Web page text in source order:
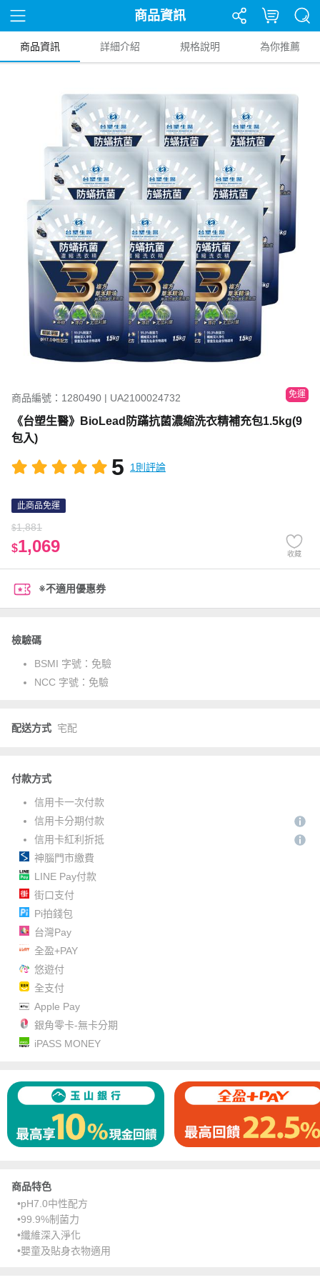
商品資訊
商品資訊 詳細介紹 規格說明 為你推薦
商品編號：1280490 | UA2100024732 免運
《台塑生醫》BioLead防蹣抗菌濃縮洗衣精補充包1.5kg(9
包入)
5 1則評論
此商品免運
$1,881
$1,069 收藏
※不適用優惠券
檢驗碼
BSMI 字號： 免驗
NCC 字號： 免驗
配送方式 宅配
付款方式
信用卡一次付款
信用卡分期付款
信用卡紅利折抵
神腦門市繳費
LINE Pay付款
街口支付
Pi拍錢包
台灣Pay
全盈+PAY
悠遊付
全支付
Apple Pay
銀角零卡-無卡分期
iPASS MONEY
商品特色
•pH7.0中性配方
•99.9%制菌力
•纖維深入淨化
•嬰童及貼身衣物適用